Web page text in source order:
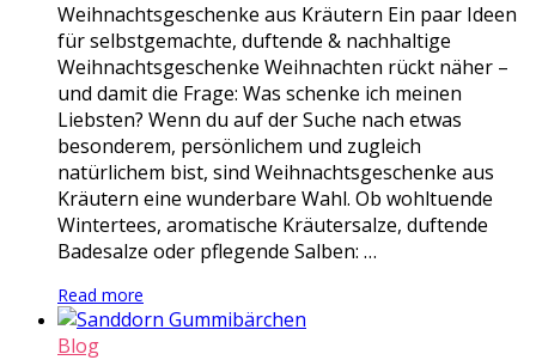
Weihnachtsgeschenke aus Kräutern Ein paar Ideen
für selbstgemachte, duftende & nachhaltige
Weihnachtsgeschenke Weihnachten rückt näher –
und damit die Frage: Was schenke ich meinen
Liebsten? Wenn du auf der Suche nach etwas
besonderem, persönlichem und zugleich
natürlichem bist, sind Weihnachtsgeschenke aus
Kräutern eine wunderbare Wahl. Ob wohltuende
Wintertees, aromatische Kräutersalze, duftende
Badesalze oder pflegende Salben: …
Read more
Blog